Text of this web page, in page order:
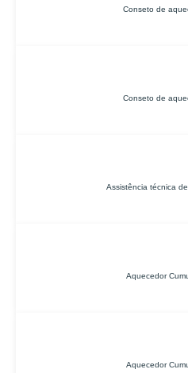
Conseto de
Conseto de
Assistência técnica
Aquecedor
Aquecedor